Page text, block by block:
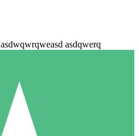
asdwqwrqweasd asdqwerq